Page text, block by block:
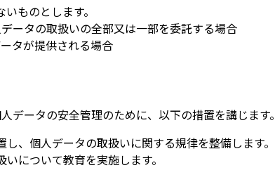
ものとします。
ータの取扱いの全部又は一部を委託する場合
タが提供される場合
ータの安全管理のために、以下の措置を講じます。
、個人データの取扱いに関する規律を整備します。
について教育を実施します。